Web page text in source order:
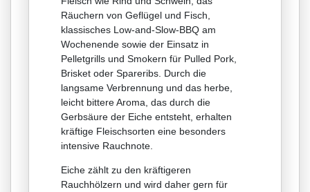
Räuchern von Geflügel und Fisch,
klassisches Low-and-Slow-BBQ am
Wochenende sowie der Einsatz in
Pelletgrills und Smokern für Pulled Pork,
Brisket oder Spareribs. Durch die
langsame Verbrennung und das herbe,
leicht bittere Aroma, das durch die
Gerbsäure der Eiche entsteht, erhalten
kräftige Fleischsorten eine besonders
intensive Rauchnote.
Eiche zählt zu den kräftigeren
Rauchhölzern und wird daher gern für